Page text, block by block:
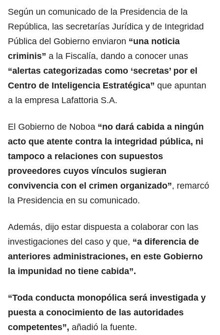
Según un comunicado de la Presidencia de la
República, las secretarías Jurídica y de Integridad
Pública del Gobierno enviaron “una noticia
criminis” a la Fiscalía, dando a conocer unas
“alertas categorizadas como ‘secretas’ por el
Centro de Inteligencia Estratégica” que apuntan
a la empresa Lafattoria S.A.
El Gobierno de Noboa “no dará cabida a ningún
acto que atente contra la integridad pública, ni
tampoco a relaciones con supuestos
proveedores cuyos vínculos sugieran
convivencia con el crimen organizado”, remarcó
la Presidencia en su comunicado.
Además, dijo estar dispuesta a colaborar con las
investigaciones del caso y que, “a diferencia de
anteriores administraciones, en este Gobierno
la impunidad no tiene cabida”.
“Toda conducta monopólica será investigada y
puesta a conocimiento de las autoridades
competentes”, añadió la fuente.